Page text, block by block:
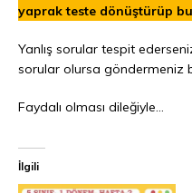
yaprak teste dönüştürüp
Yanlış sorular tespit
sorular olursa göndermeniz
Faydalı olması dileğiyle…
İlgili